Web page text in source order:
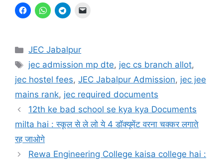
Categories
JEC Jabalpur
Tags
jec admission mp dte, jec cs branch allot,
jec hostel fees, JEC Jabalpur Admission, jec jee
mains rank, jec required documents
12th ke bad school se kya kya Documents
milta hai : स्कूल से ले लो ये 4 डॉक्यूमेंट वरना चक्कर लगाते
रह जाओगे
Rewa Engineering College kaisa college hai :